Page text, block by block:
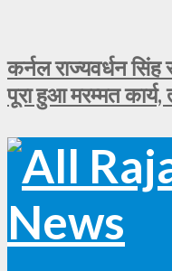
कर्नल राज्यवर्धन सिंह
पूरा हुआ मरम्मत